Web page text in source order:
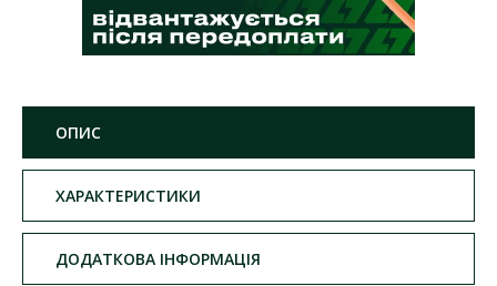
ОПИС
ХАРАКТЕРИСТИКИ
ДОДАТКОВА ІНФОРМАЦІЯ